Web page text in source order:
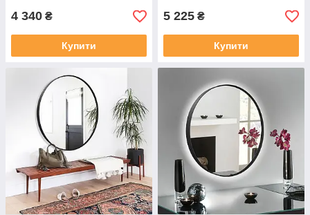
4 340 ₴
Купити
5 225 ₴
Купити